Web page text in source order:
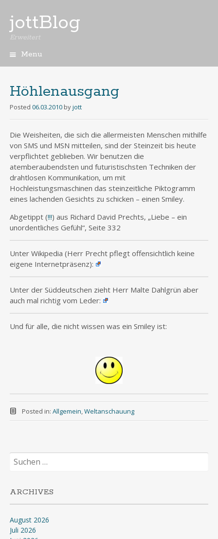
jottBlog
Erweitert
Menu
Höhlenausgang
Posted 06.03.2010 byjott
Die Weisheiten, die sich die allermeisten Menschen mithilfe
von SMS und MSN mitteilen, sind der Steinzeit bis heute
verpflichtet geblieben. Wir benutzen die
atemberaubendsten und futuristischsten Techniken der
drahtlosen Kommunikation, um mit
Hochleistungsmaschinen das steinzeitliche Piktogramm
eines lachenden Gesichts zu schicken – einen Smiley.
Abgetippt (!!!) aus Richard David Prechts, „Liebe – ein
unordentliches Gefühl“, Seite 332
Unter Wikipedia (Herr Precht pflegt offensichtlich keine
eigene Internetpräsenz):
Unter der Süddeutschen zieht Herr Malte Dahlgrün aber
auch mal richtig vom Leder:
Und für alle, die nicht wissen was ein Smiley ist:
Posted in: Allgemein,Weltanschauung
Suchen
nach:
ARCHIVES
August 2026
Juli 2026